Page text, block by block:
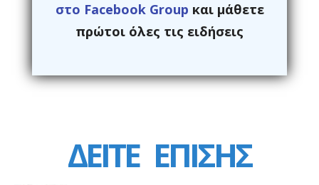
στο Facebook Group και μάθετε
πρώτοι όλες τις ειδήσεις
ΔΕΙΤΕ ΕΠΙΣΗΣ